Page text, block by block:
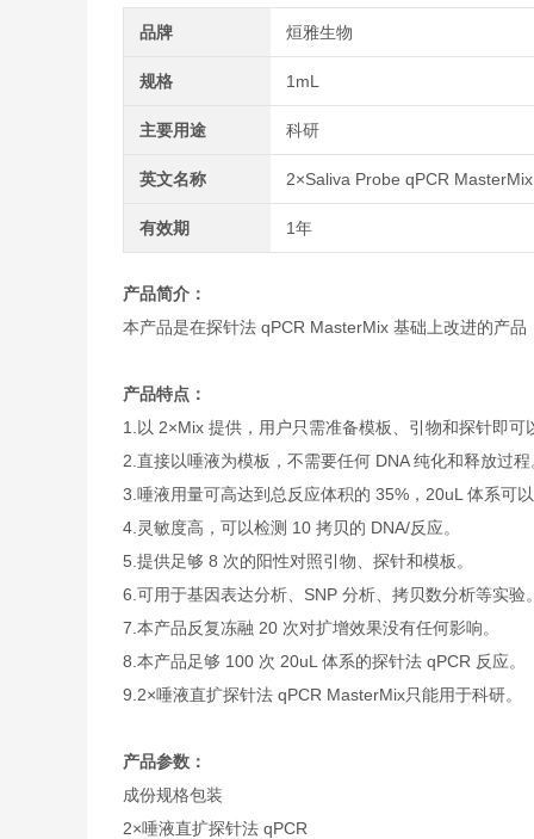
品牌 烜雅生物
规格 1mL
主要用途 科研
英文名称 2×Saliva Probe qPCR MasterMix
有效期 1年
产品简介：
本产品是在探针法 qPCR MasterMix 基础上改进的产
产品特点：
1.以 2×Mix 提供，用户只需准备模板、引物和探针即可
2.直接以唾液为模板，不需要任何 DNA 纯化和释放过程
3.唾液用量可高达到总反应体积的 35%，20uL 体系可
4.灵敏度高，可以检测 10 拷贝的 DNA/反应。
5.提供足够 8 次的阳性对照引物、探针和模板。
6.可用于基因表达分析、SNP 分析、拷贝数分析等实验
7.本产品反复冻融 20 次对扩增效果没有任何影响。
8.本产品足够 100 次 20uL 体系的探针法 qPCR 反应。
9.2×唾液直扩探针法 qPCR MasterMix只能用于科研。
产品参数：
成份规格包装
2×唾液直扩探针法 qPCR